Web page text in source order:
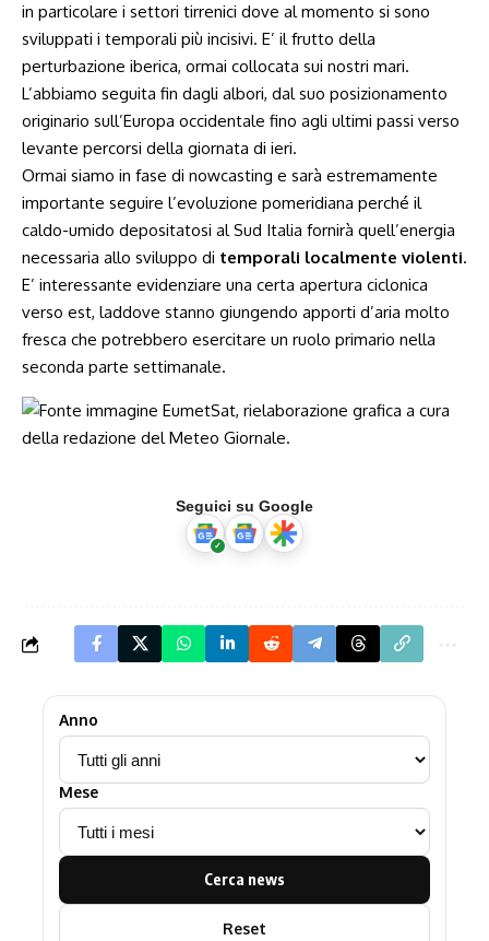
in particolare i settori tirrenici dove al momento si sono
sviluppati i temporali più incisivi. E’ il frutto della
perturbazione iberica, ormai collocata sui nostri mari.
L’abbiamo seguita fin dagli albori, dal suo posizionamento
originario sull’Europa occidentale fino agli ultimi passi verso
levante percorsi della giornata di ieri.
Ormai siamo in fase di nowcasting e sarà estremamente
importante seguire l’evoluzione pomeridiana perché il
caldo-umido depositatosi al Sud Italia fornirà quell’energia
necessaria allo sviluppo di temporali localmente violenti.
E’ interessante evidenziare una certa apertura ciclonica
verso est, laddove stanno giungendo apporti d’aria molto
fresca che potrebbero esercitare un ruolo primario nella
seconda parte settimanale.
Seguici su Google
Anno
Mese
Cerca news
Reset